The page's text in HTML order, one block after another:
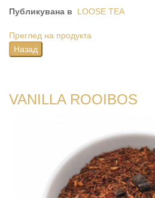
Публикувана в LOOSE TEA
Преглед на продукта
VANILLA ROOIBOS